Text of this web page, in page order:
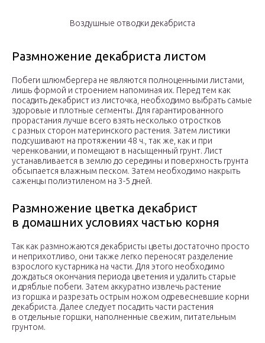
Воздушные отводки декабриста
Размножение декабриста листом
Побеги шлюмбергера не являются полноценными листами,
лишь формой и строением напоминая их. Перед тем как
посадить декабрист из листочка, необходимо выбрать самые
здоровые и плотные сегменты. Для гарантированного
прорастания лучше всего взять несколько отростков
с разных сторон материнского растения. Затем листики
подсушивают на протяжении 48 ч., так же, как и при
черенковании, и помещают в насыщенный грунт. Лист
устанавливается в землю до середины и поверхность грунта
обсыпается влажным песком. Затем необходимо накрыть
саженцы полиэтиленом на 3-5 дней.
Размножение цветка декабрист
в домашних условиях частью корня
Так как размножаются декабристы цветы достаточно просто
и неприхотливо, они также легко переносят разделение
взрослого кустарника на части. Для этого необходимо
дождаться окончания периода цветения и удалить старые
и дряблые побеги. Затем аккуратно извлечь растение
из горшка и разрезать острым ножом одревесневшие корни
декабриста. Далее следует посадить части растения
в отдельные горшки, наполненные свежим, питательным
грунтом.